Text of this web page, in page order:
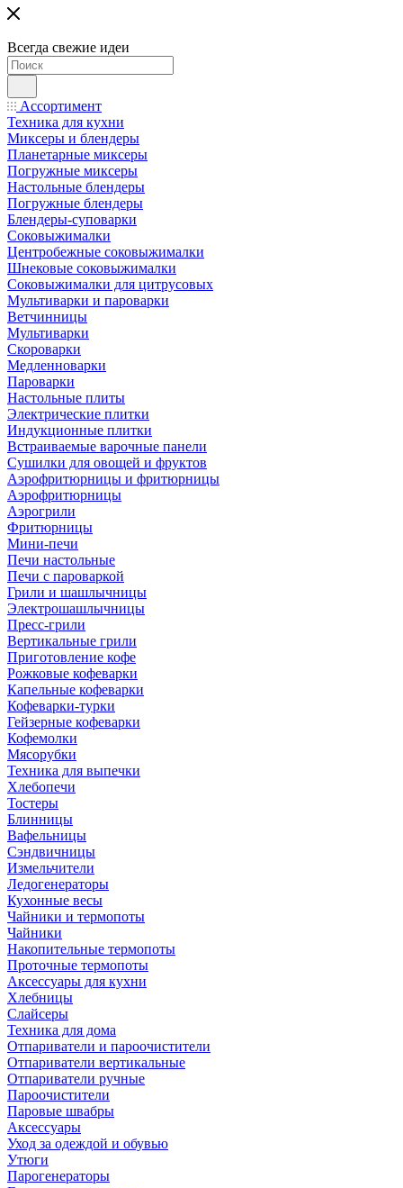
Всегда свежие идеи
Ассортимент
Техника для кухни
Миксеры и блендеры
Планетарные миксеры
Погружные миксеры
Настольные блендеры
Погружные блендеры
Блендеры-суповарки
Соковыжималки
Центробежные соковыжималки
Шнековые соковыжималки
Соковыжималки для цитрусовых
Мультиварки и пароварки
Ветчинницы
Мультиварки
Скороварки
Медленноварки
Пароварки
Настольные плиты
Электрические плитки
Индукционные плитки
Встраиваемые варочные панели
Сушилки для овощей и фруктов
Аэрофритюрницы и фритюрницы
Аэрофритюрницы
Аэрогрили
Фритюрницы
Мини-печи
Печи настольные
Печи с пароваркой
Грили и шашлычницы
Электрошашлычницы
Пресс-грили
Вертикальные грили
Приготовление кофе
Рожковые кофеварки
Капельные кофеварки
Кофеварки-турки
Гейзерные кофеварки
Кофемолки
Мясорубки
Техника для выпечки
Хлебопечи
Тостеры
Блинницы
Вафельницы
Сэндвичницы
Измельчители
Ледогенераторы
Кухонные весы
Чайники и термопоты
Чайники
Накопительные термопоты
Проточные термопоты
Аксессуары для кухни
Хлебницы
Слайсеры
Техника для дома
Отпариватели и пароочистители
Отпариватели вертикальные
Отпариватели ручные
Пароочистители
Паровые швабры
Аксессуары
Уход за одеждой и обувью
Утюги
Парогенераторы